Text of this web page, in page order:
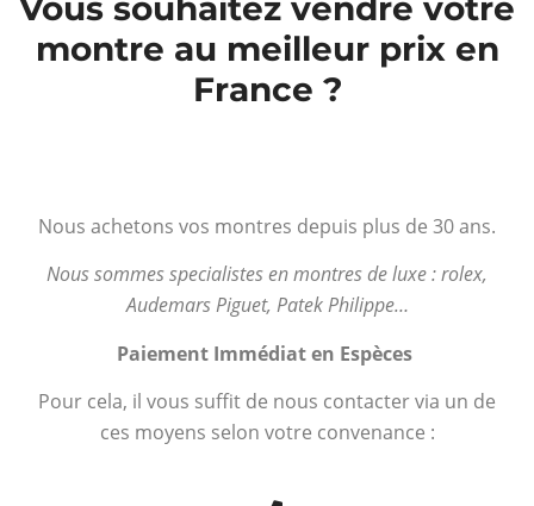
montre au meilleur prix en
France ?
Nous achetons vos montres depuis plus de 30 ans.
Nous sommes specialistes en montres de luxe : rolex,
Audemars Piguet, Patek Philippe…
Paiement Immédiat en Espèces
Pour cela, il vous suffit de nous contacter via un de
ces moyens selon votre convenance :